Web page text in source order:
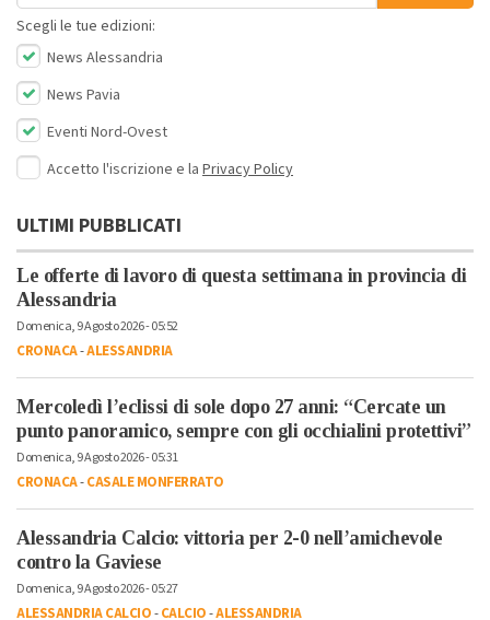
Scegli le tue edizioni:
News Alessandria
News Pavia
Eventi Nord-Ovest
Accetto l'iscrizione e la Privacy Policy
ULTIMI PUBBLICATI
Le offerte di lavoro di questa settimana in provincia di
Alessandria
Domenica, 9 Agosto 2026 - 05:52
CRONACA-ALESSANDRIA
Mercoledì l’eclissi di sole dopo 27 anni: “Cercate un
punto panoramico, sempre con gli occhialini protettivi”
Domenica, 9 Agosto 2026 - 05:31
CRONACA-CASALE MONFERRATO
Alessandria Calcio: vittoria per 2-0 nell’amichevole
contro la Gaviese
Domenica, 9 Agosto 2026 - 05:27
ALESSANDRIA CALCIO-CALCIO-ALESSANDRIA